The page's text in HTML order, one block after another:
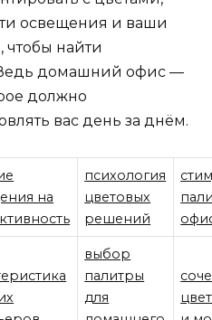
освещения и ваши
найти
домашний офис —
должно
вас день за днём.
на
психология
цветовых
решений
выбор
палитры
для